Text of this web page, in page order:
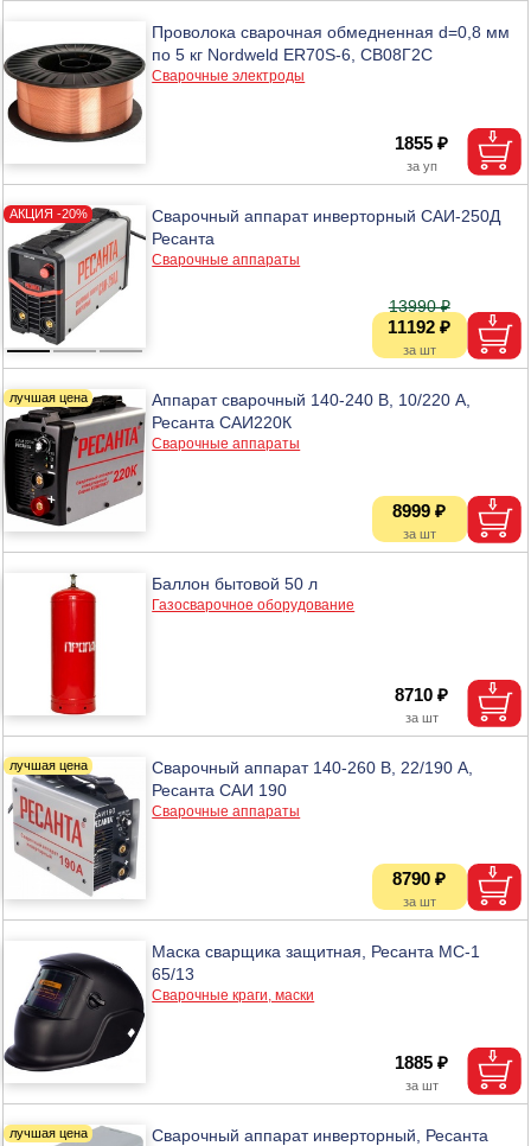
Проволока сварочная обмедненная d=0,8 мм
по 5 кг Nordweld ER70S-6, СВ08Г2С
Сварочные электроды
1855 ₽
Сварочный аппарат инверторный САИ-250Д
Ресанта
Сварочные аппараты
11192 ₽
13990 ₽
Аппарат сварочный 140-240 В, 10/220 А,
Ресанта САИ220К
Сварочные аппараты
8999 ₽
Баллон бытовой 50 л
Газосварочное оборудование
8710 ₽
Сварочный аппарат 140-260 В, 22/190 А,
Ресанта САИ 190
Сварочные аппараты
8790 ₽
Маска сварщика защитная, Ресанта МС-1
65/13
Сварочные краги, маски
1885 ₽
Сварочный аппарат инверторный, Ресанта